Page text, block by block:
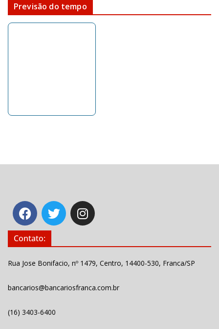
Previsão do tempo
Contato:
Rua Jose Bonifacio, nº 1479, Centro, 14400-530, Franca/SP
bancarios@bancariosfranca.com.br
(16) 3403-6400